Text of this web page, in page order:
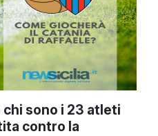
chi sono i 23 atleti
contro la